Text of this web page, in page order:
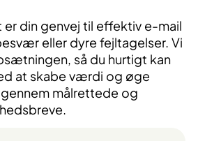
er din genvej til effektiv e-mail
eller dyre fejltagelser. Vi
så du hurtigt kan
at skabe værdi og øge
målrettede og